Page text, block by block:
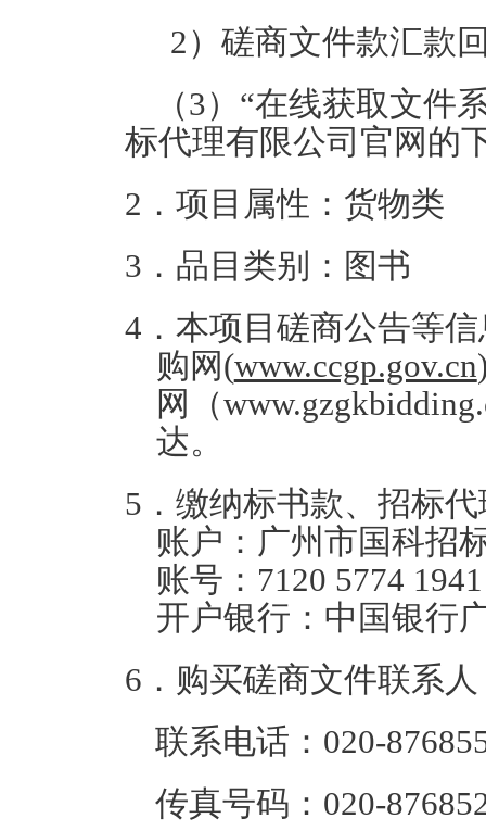
2）磋商文件款汇款
（3）“在线获取文件
标代理有限公司官网的
2．项目属性：货物类
3．品目类别：图书
4．本项目磋商公告等
购网(www.ccgp.gov.cn
网（
达。
5．缴纳标书款、招标
账户：广州市国科招
账号：7120 5774 1941
开户银行：中国银行
6．购买磋商文件联系
联系电话：020-
传真号码：020-